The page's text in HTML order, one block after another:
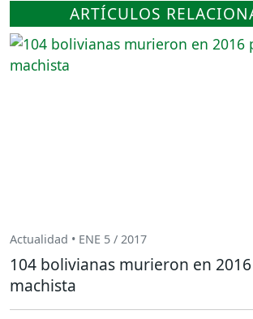
ARTÍCULOS
Actualidad • ENE 5 / 2017
104 bolivianas murieron en
machista